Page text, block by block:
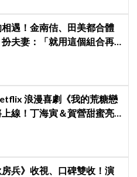
遇！金南佶、田美都合體
夫妻：「就用這個組合再
浪漫喜劇《我的荒糖戀
線！丁海寅＆賀營甜蜜亮
房兵》收視、口碑雙收！演